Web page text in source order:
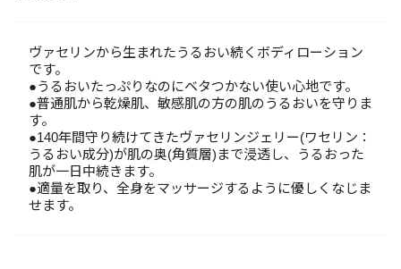
ヴァセリンから生まれたうるおい続くボディローション
です。
●うるおいたっぷりなのにベタつかない使い心地です。
●普通肌から乾燥肌、敏感肌の方の肌のうるおいを守りま
す。
●140年間守り続けてきたヴァセリンジェリー(ワセリン：
うるおい成分)が肌の奥(角質層)まで浸透し、うるおった
肌が一日中続きます。
●適量を取り、全身をマッサージするように優しくなじま
せます。